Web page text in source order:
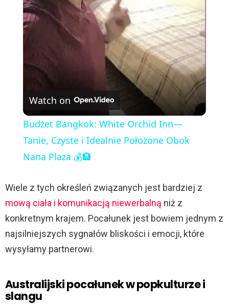
a
y
V
i
e
o
Watch on
Budżet Bangkok: White Orchid Inn—
Tanie, Czyste i Idealnie Położone Obok
Nana Plaza 💰🏨
Wiele z tych określeń związanych jest bardziej z
mową ciała i komunikacją niewerbalną niż z
konkretnym krajem. Pocałunek jest bowiem jednym z
najsilniejszych sygnałów bliskości i emocji, które
wysyłamy partnerowi.
Australijski pocałunek w popkulturze i
slangu